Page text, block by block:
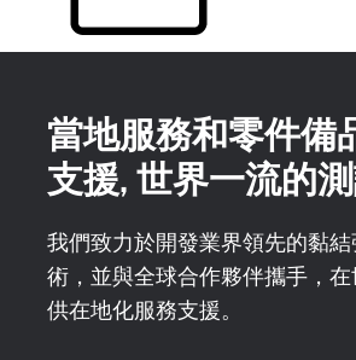
當地服務和零件備
支援, 世界一流的
我們致力於開發業界領先的黏
術，並與全球合作夥伴攜手，
供在地化服務支援。